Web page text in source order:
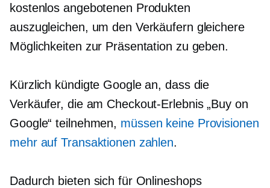
kostenlos angebotenen Produkten
auszugleichen, um den Verkäufern gleichere
Möglichkeiten zur Präsentation zu geben.
Kürzlich kündigte Google an, dass die
Verkäufer, die am Checkout-Erlebnis „Buy on
Google“ teilnehmen, müssen keine Provisionen
mehr auf Transaktionen zahlen.
Dadurch bieten sich für Onlineshops